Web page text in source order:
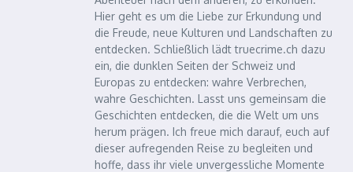
Hier geht es um die Liebe zur Erkundung und
die Freude, neue Kulturen und Landschaften zu
entdecken. Schließlich lädt truecrime.ch dazu
ein, die dunklen Seiten der Schweiz und
Europas zu entdecken: wahre Verbrechen,
wahre Geschichten. Lasst uns gemeinsam die
Geschichten entdecken, die die Welt um uns
herum prägen. Ich freue mich darauf, euch auf
dieser aufregenden Reise zu begleiten und
hoffe, dass ihr viele unvergessliche Momente